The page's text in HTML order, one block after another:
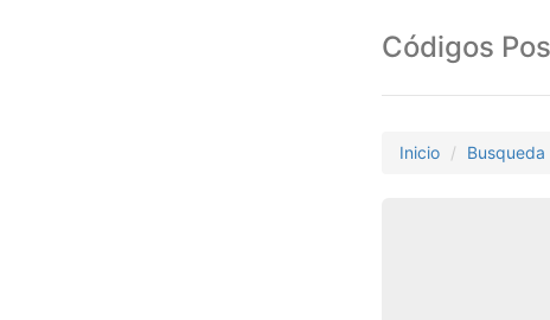
Códigos
Inicio Busqueda